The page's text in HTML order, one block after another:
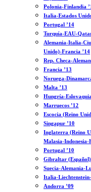
Polonia-Finlandia
Italia-Estados
Portugal ’14
Turquía-EAU-
Alemania-Italia-
Unido)-Francia ’14
Rep. Checa-
Francia ’13
Noruega-
Malta ’13
Hungría-
Marruecos ’12
Escocia (Reino
Singapur ’10
Inglaterra (Reino
Malasia-Indonesia-
Portugal ’10
Gibraltar (Español)
Suecia-Alemania-
Italia-
Andorra ’09